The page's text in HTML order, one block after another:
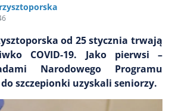
od 25 stycznia trwają
COVID-19. Jako pierwsi –
Narodowego Programu
do szczepionki uzyskali seniorzy.